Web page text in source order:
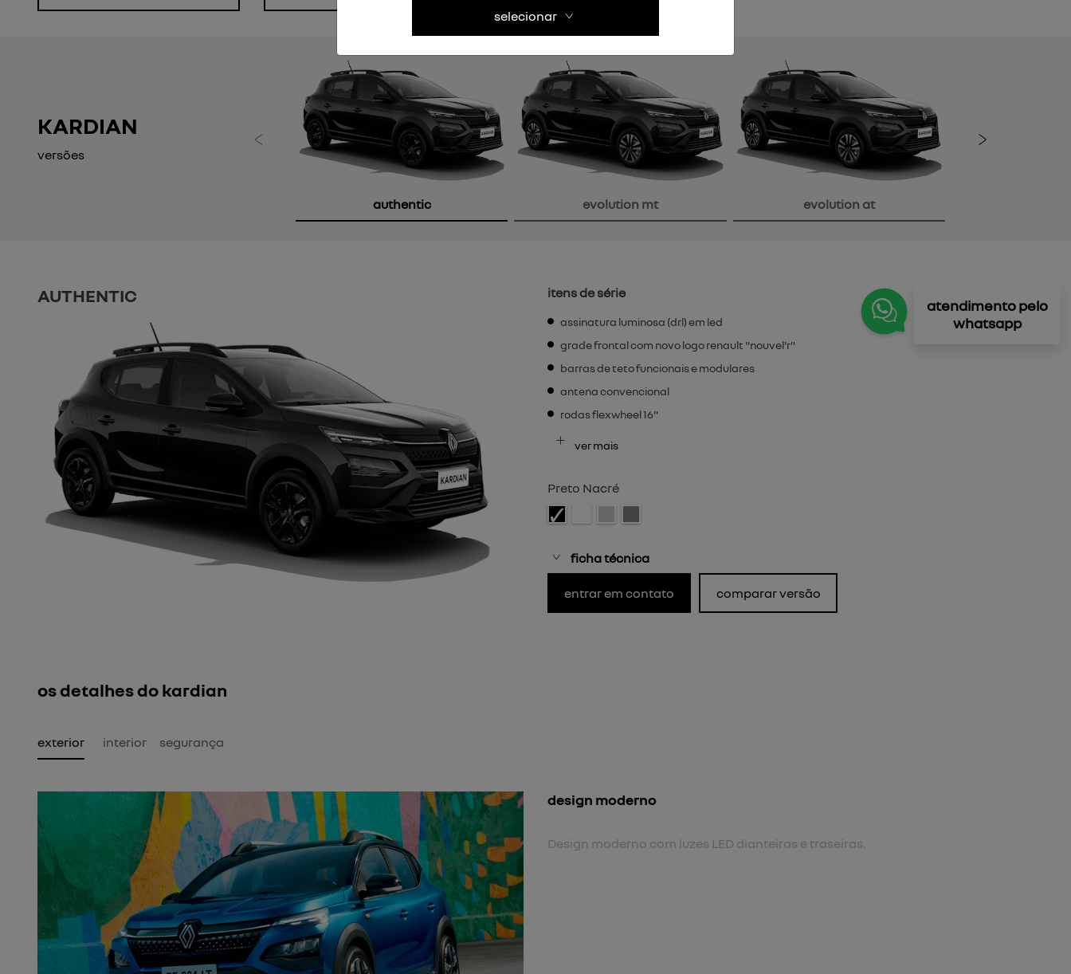
KARDIAN
versões
authentic evolution mt evolution at
Anterior
AUTHENTIC itens de série
assinatura luminosa (drl) em led
grade frontal com novo logo renault "nouvel'r"
barras de teto funcionais e modulares
antena convencional
rodas flexwheel 16"
ver mais
Preto Nacré
ficha técnica
entrar em contato comparar versão
os detalhes do kardian
exterior interior segurança
nova cor
Nova cor biton.
atendimento pelo
whatsapp
selecionar